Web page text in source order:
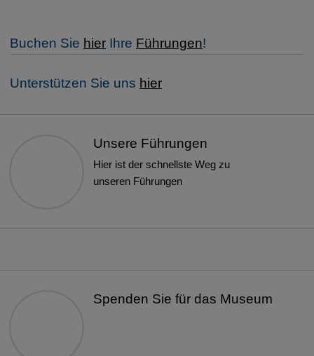
Buchen Sie hier Ihre Führungen!
Unterstützen Sie uns hier
Unsere Führungen
Hier ist der schnellste Weg zu
unseren Führungen
Spenden Sie für das Museum